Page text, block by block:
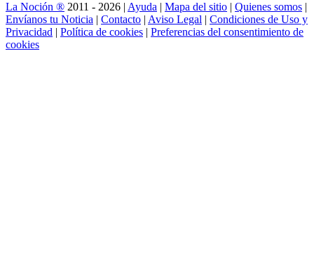
La Noción ® 2011 - 2026 | Ayuda | Mapa del sitio | Quienes somos |
Envíanos tu Noticia | Contacto | Aviso Legal | Condiciones de Uso y
Privacidad | Política de cookies | Preferencias del consentimiento de
cookies